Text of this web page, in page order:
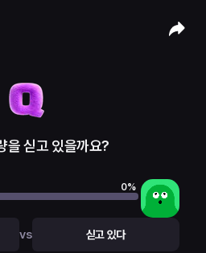
을 싣고 있을까요?
0%
vs 싣고 있다